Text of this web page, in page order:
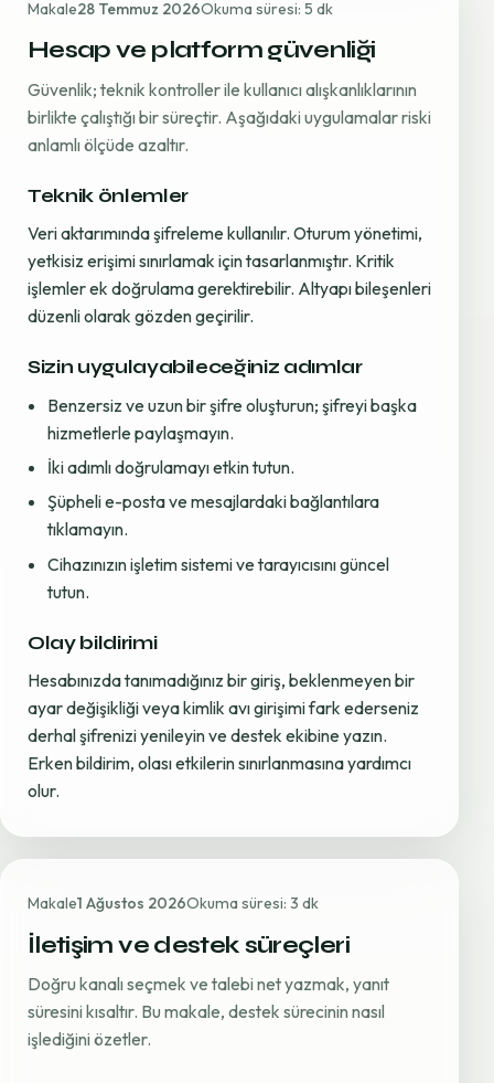
Makale28 Temmuz 2026Okuma süresi: 5 dk
Hesap ve platform güvenliği
Güvenlik; teknik kontroller ile kullanıcı alışkanlıklarının
birlikte çalıştığı bir süreçtir. Aşağıdaki uygulamalar riski
anlamlı ölçüde azaltır.
Teknik önlemler
Veri aktarımında şifreleme kullanılır. Oturum yönetimi,
yetkisiz erişimi sınırlamak için tasarlanmıştır. Kritik
işlemler ek doğrulama gerektirebilir. Altyapı bileşenleri
düzenli olarak gözden geçirilir.
Sizin uygulayabileceğiniz adımlar
Benzersiz ve uzun bir şifre oluşturun; şifreyi başka
hizmetlerle paylaşmayın.
İki adımlı doğrulamayı etkin tutun.
Şüpheli e-posta ve mesajlardaki bağlantılara
tıklamayın.
Cihazınızın işletim sistemi ve tarayıcısını güncel
tutun.
Olay bildirimi
Hesabınızda tanımadığınız bir giriş, beklenmeyen bir
ayar değişikliği veya kimlik avı girişimi fark ederseniz
derhal şifrenizi yenileyin ve destek ekibine yazın.
Erken bildirim, olası etkilerin sınırlanmasına yardımcı
olur.
Makale1 Ağustos 2026Okuma süresi: 3 dk
İletişim ve destek süreçleri
Doğru kanalı seçmek ve talebi net yazmak, yanıt
süresini kısaltır. Bu makale, destek sürecinin nasıl
işlediğini özetler.